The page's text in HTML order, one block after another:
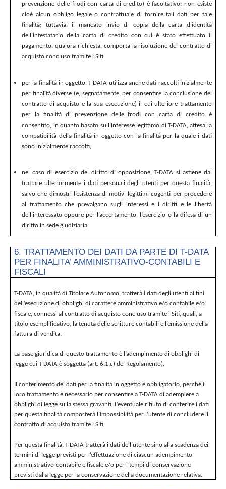
prevenzione delle frodi con carta di credito) è facoltativo: non esiste
cioè alcun obbligo legale o contrattuale di fornire tali dati per tale
finalità; tuttavia, il mancato invio di copia della carta d’identità
dell’intestatario della carta di credito con cui è stato effettuato il
pagamento, qualora richiesta, comporta la risoluzione del contratto di
acquisto concluso tramite i Siti.
per la finalità in oggetto, T-DATA utilizza anche dati raccolti inizialmente
per finalità diverse (e, segnatamente, per consentire la conclusione del
contratto di acquisto e la sua esecuzione) il cui ulteriore trattamento
per la finalità di prevenzione delle frodi con carta di credito è
consentito, in quanto basato sull’interesse legittimo di T-DATA, attesa la
compatibilità della finalità in oggetto con la finalità per la quale i dati
sono inizialmente raccolti;
nel caso di esercizio del diritto di opposizione, T-DATA si astiene dal
trattare ulteriormente i dati personali degli utenti per questa finalità,
salvo che dimostri l’esistenza di motivi legittimi cogenti per procedere
al trattamento che prevalgano sugli interessi e i diritti e le libertà
dell’interessato oppure per l’accertamento, l’esercizio o la difesa di un
diritto in sede giudiziaria.
6. TRATTAMENTO DEI DATI DA PARTE DI T-DATA
PER FINALITA’ AMMINISTRATIVO-CONTABILI E
FISCALI
T-DATA, in qualità di Titolare Autonomo, tratterà i dati degli utenti ai fini
dell’esecuzione di obblighi di carattere amministrativo e/o contabile e/o
fiscale, connessi al contratto di acquisto concluso tramite i Siti, quali, a
titolo esemplificativo, la tenuta delle scritture contabili e l’emissione della
fattura di vendita.
La base giuridica di questo trattamento è l’adempimento di obblighi di
legge cui T-DATA è soggetta (art. 6.1.c) del Regolamento).
Il conferimento dei dati per la finalità in oggetto è obbligatorio, perché il
loro trattamento è necessario per consentire a T-DATA di adempiere a
obblighi di legge sulla stessa gravanti. L’eventuale rifiuto di conferire i dati
per questa finalità comporterà l’impossibilità per l’utente di concludere il
contratto di acquisto tramite i Siti.
Per questa finalità, T-DATA tratterà i dati dell’utente sino alla scadenza dei
termini di legge previsti per l’effettuazione di ciascun adempimento
amministrativo-contabile e fiscale e/o per i tempi di conservazione
previsti dalla legge per la conservazione della documentazione relativa.